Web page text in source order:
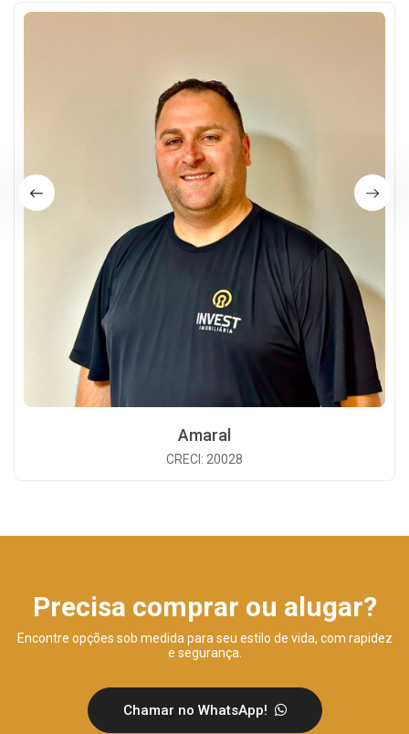
Amaral
CRECI: 20028
Precisa comprar ou alugar?
Encontre opções sob medida para seu estilo de vida, com rapidez
e segurança.
Chamar no WhatsApp!